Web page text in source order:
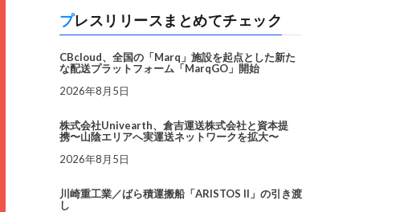
プレスリリースまとめてチェック
CBcloud、全国の「Marq」施設を起点とした新た
な配送プラットフォーム「MarqGO」開始
2026年8月5日
株式会社Univearth、倉吉運送株式会社と資本提
携〜山陰エリアへ実運送ネットワークを拡大〜
2026年8月5日
川崎重工業／ばら積運搬船「ARISTOS II」の引き渡
し